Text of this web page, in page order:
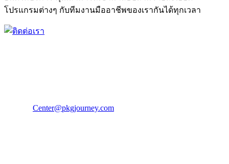
โปรแกรมต่างๆ กับทีมงานมืออาชีพของเรากันได้ทุกเวลา
Center@pkgjourney.com